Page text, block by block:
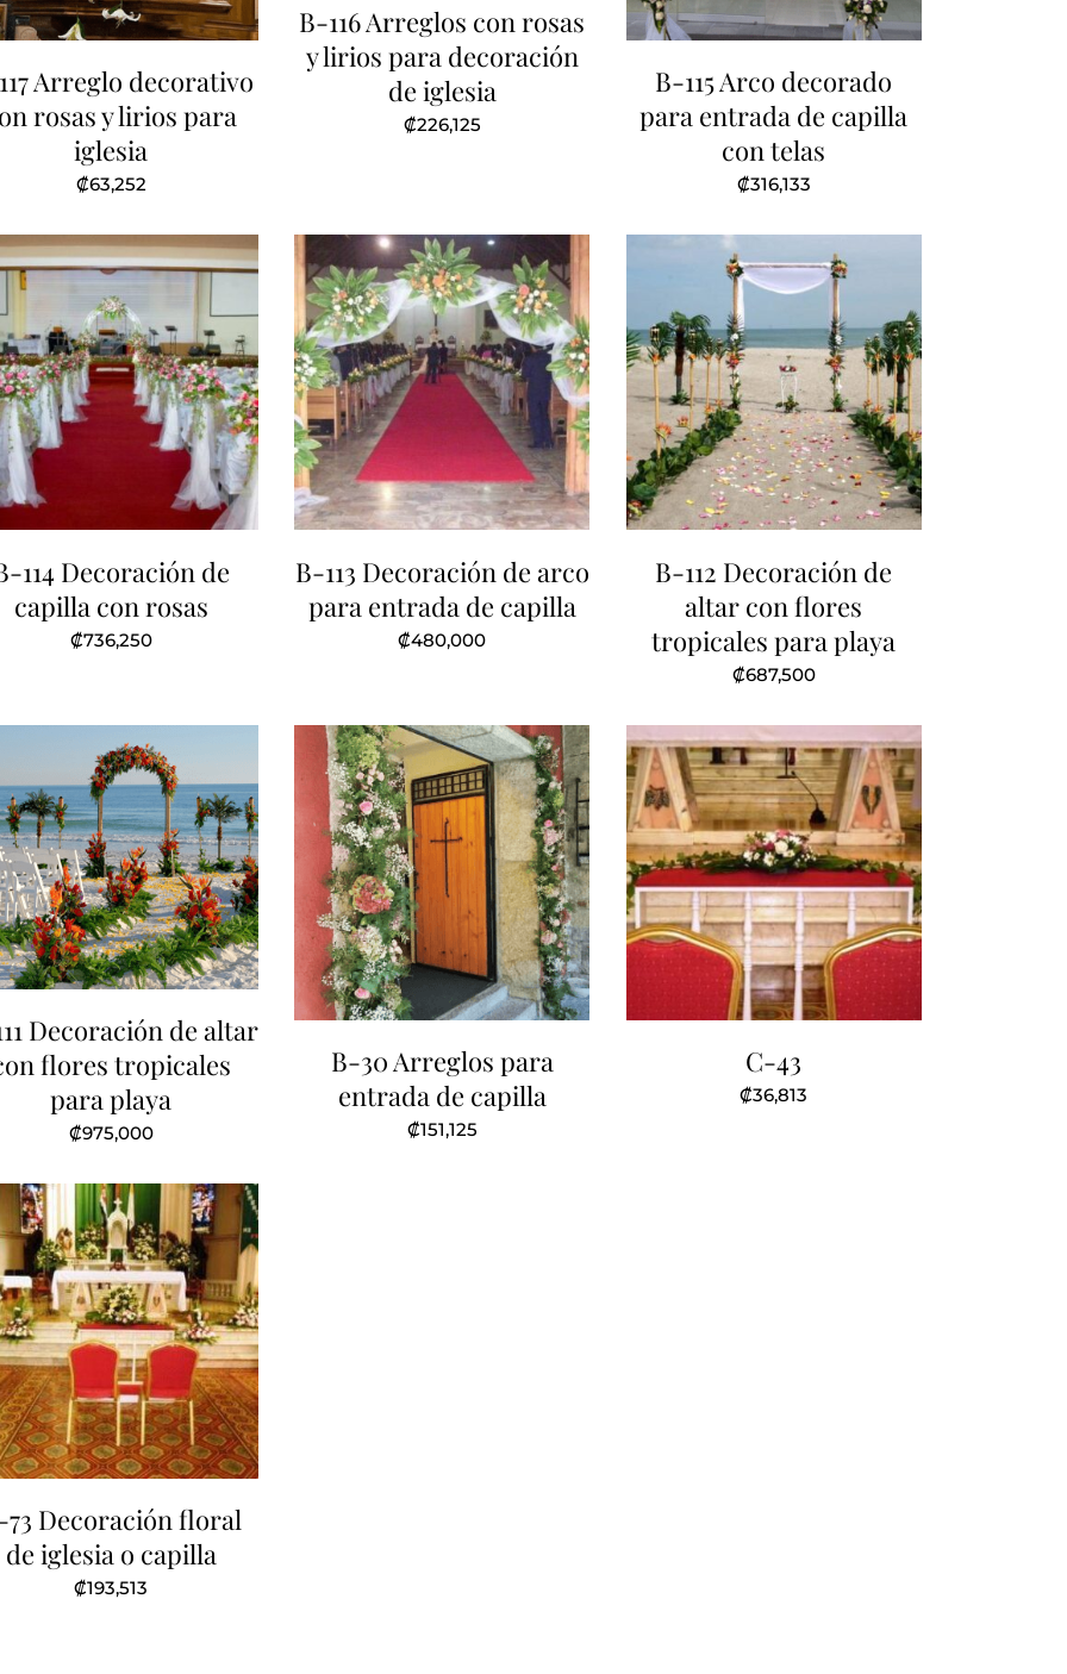
Arreglo decorativo
rosas y lirios para
iglesia
₡63,252
B-116 Arreglos con rosas
y lirios para decoración
de iglesia
₡226,125
B-115 Arco decorado
para entrada de capilla
con telas
₡316,133
114 Decoración de
capilla con rosas
₡736,250
B-113 Decoración de arco
para entrada de capilla
₡480,000
B-112 Decoración de
altar con flores
tropicales para playa
₡687,500
Decoración de altar
flores tropicales
para playa
₡975,000
B-30 Arreglos para
entrada de capilla
₡151,125
C-43
₡36,813
Decoración floral
de iglesia o capilla
₡193,513